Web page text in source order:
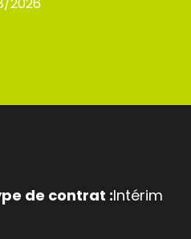
de contrat :Intérim